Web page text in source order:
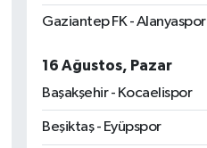
Gaziantep FK - Alanyaspor
16 Ağustos, Pazar
Başakşehir - Kocaelispor
Beşiktaş - Eyüpspor